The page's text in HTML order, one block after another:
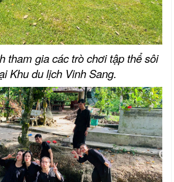
tham gia các trò chơi tập thể sôi
Khu du lịch Vinh Sang.